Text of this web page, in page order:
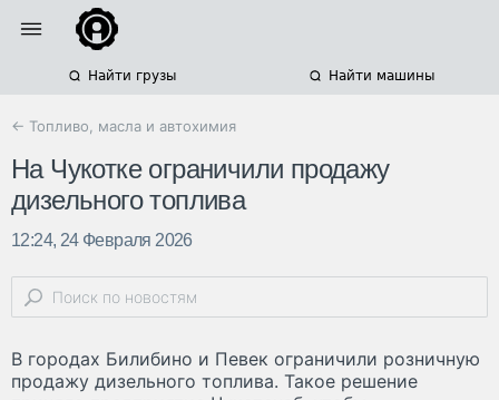
Найти грузы Найти машины
← Топливо, масла и автохимия
На Чукотке ограничили продажу
дизельного топлива
12:24, 24 Февраля 2026
В городах Билибино и Певек ограничили розничную
продажу дизельного топлива. Такое решение